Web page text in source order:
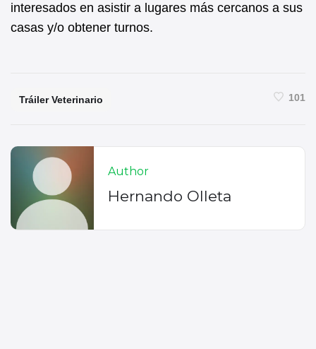
interesados en asistir a lugares más cercanos a sus
casas y/o obtener turnos.
Tráiler Veterinario 101
Author
Hernando Olleta